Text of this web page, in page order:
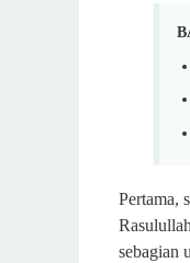
Pertama,
sebagian